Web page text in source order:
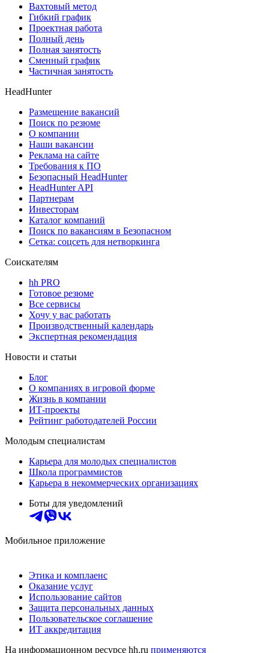
Вахтовый метод
Гибкий график
Проектная работа
Полный день
Полная занятость
Сменный график
Частичная занятость
HeadHunter
Размещение вакансий
Поиск по резюме
О компании
Наши вакансии
Реклама на сайте
Требования к ПО
Безопасный HeadHunter
HeadHunter API
Партнерам
Инвесторам
Каталог компаний
Поиск по вакансиям в Безопасном
Сетка: соцсеть для нетворкинга
Соискателям
hh PRO
Готовое резюме
Все сервисы
Хочу у вас работать
Производственный календарь
Экспертная рекомендация
Новости и статьи
Блог
О компаниях в игровой форме
Жизнь в компании
ИТ-проекты
Рейтинг работодателей России
Молодым специалистам
Карьера для молодых специалистов
Школа программистов
Карьера в некоммерческих организациях
Боты для уведомлений
Мобильное приложение
Этика и комплаенс
Оказание услуг
Использование сайтов
Защита персональных данных
Пользовательское соглашение
ИТ аккредитация
На информационном ресурсе hh.ru применяются